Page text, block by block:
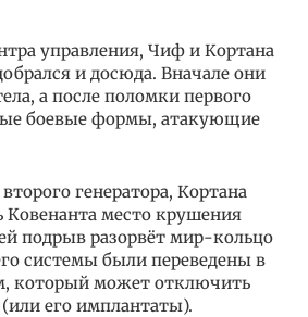
управления, Чиф и Кортана
и досюда. Вначале они
а после поломки первого
боевые формы, атакующие
генератора, Кортана
Ковенанта место крушения
подрыв разорвёт мир-кольцо
системы были переведены в
который может отключить
его имплантаты).